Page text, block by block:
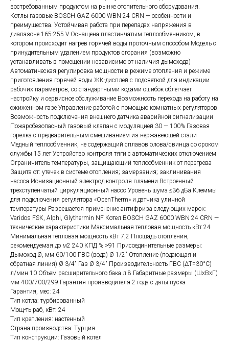
востребованным продуктом на рынке отопительного оборудования.
Котлы газовые BOSCH GAZ 6000 WBN 24 CRN — особенности и
преимущества. Устойчивая работа при перепадах напряжения в
диапазоне 165-255 V Оснащена пластинчатым теплообменником, в
котором происходит нагрев горячей воды проточным способом Модель с
принудительным удалением продуктов сгорания (возможно
устанавливать в помещении независимо от наличия дымохода)
Автоматическая регулировка мощности в режиме отопления и режиме
приготовления горячей воды ЖК-дисплей с подсветкой для индикации
рабочих параметров, со стандартными кодами ошибок облегчает
настройку и сервисное обслуживание Возможность перехода на работу на
сжиженном газе Управление работой с помощью комнатных регуляторов
Возможность подключения внешнего датчика аварийной сигнализации
Пожаробезопасный газовый клапан с модуляцией 30 — 100% Газовая
горелка с предварительным смешиванием из нержавеющей стали
Медный теплообменник, не содержащий сплавов олова/свинца со сроком
службы 15 лет Устройство контроля тяги с автоматических отключением
Ограничитель температуры, защищающий теплообменник от перегрева
Защита от: утечек в системе отопления; замерзания; заклинивания
насоса Ионизационный электрод контроля пламени Встроенный
трехступенчатый циркуляционный насос Уровень шума ≤36 дБа Клеммы
для подключения регулятора «OpenTherm» и датчика уличной
температуры Разрешается применение антифриза следующих марок:
Varidos FSK, Alphi, Glythermin NF Котел BOSCH GAZ 6000 WBN 24 CRN —
технические характеристики Максимальная тепловая мощность кВт 24
Минимальная тепловая мощность кВт 7,2 Площадь отопления,
рекомендуемая до м2 240 КПД % >91 Присоединительные размеры:
Дымоход Ø, мм 60/100 ГВС (вода) Ø 1/2″ Отопление (подающая и
обратная линия) Ø 3/4″ Газ Ø 3/4″ Производительность ГВС (ΔТ=30°С)
л/мин 10 Объем расширительного бака л 8 Габаритные размеры (ШхВхГ)
мм 400/700/299 Гарантия производителя 2 года с даты пуска
Гарантия, мес: 24
Тип котла: турбированный
Мощ-ть раб, кВт: 24
Тип крепления: настенный
Страна производства: Турция
Тип конструкции: Газовый котел